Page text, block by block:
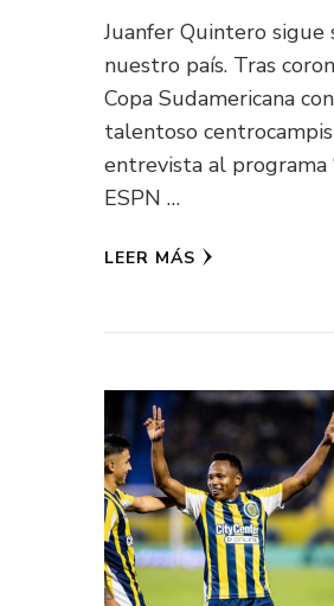
Juanfer Quintero sigue
nuestro país. Tras
Copa Sudamericana
talentoso
entrevista al programa
ESPN …
LEER MÁS